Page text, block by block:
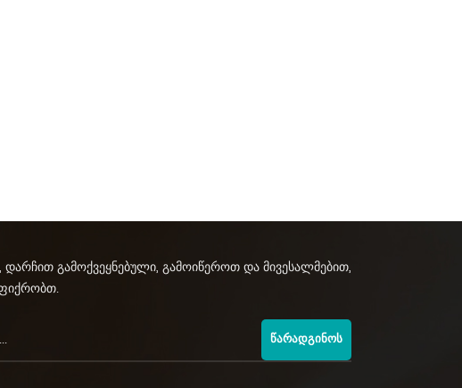
გამოქვეყნებული, გამოიწეროთ და მივესალმებით,
ᲬᲐᲠᲐᲓᲒᲘᲜᲝᲡ